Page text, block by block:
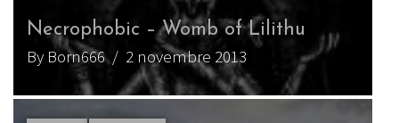
Unleashed – As Yggdrasil Trembles
By Bassayaya/ 6 avril 2010